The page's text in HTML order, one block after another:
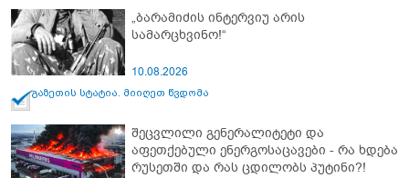
„ბარამიძის ინტერვიუ არის
სამარცხვინო!“
10.08.2026
გაზეთის სტატია. მიიღეთ წვდომა
შეცვლილი გენერალიტეტი და
აფეთქებული ენერგოსაცავები - რა ხდება
რუსეთში და რას ცდილობს პუტინი?!